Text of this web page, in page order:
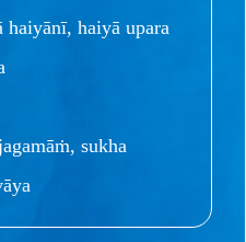
haiyānī, haiyā upara
sukha